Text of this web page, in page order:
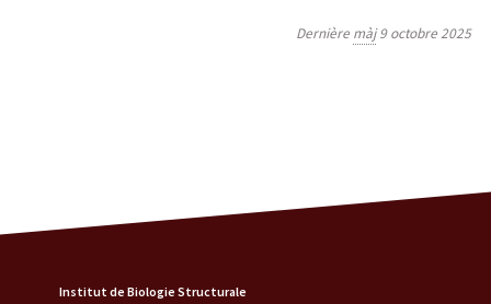
Dernière màj9 octobre 2025
Institut de Biologie Structurale